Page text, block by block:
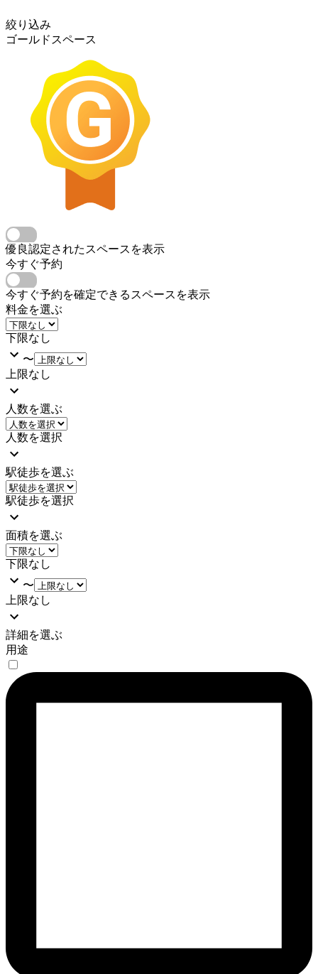
絞り込み
ゴールドスペース
優良認定されたスペースを表示
今すぐ予約
今すぐ予約を確定できるスペースを表示
料金を選ぶ
下限なし
〜
上限なし
人数を選ぶ
人数を選択
駅徒歩を選ぶ
駅徒歩を選択
面積を選ぶ
下限なし
〜
上限なし
詳細を選ぶ
用途